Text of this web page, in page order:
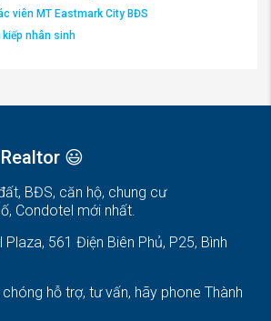
viên MT Eastmark City BĐS
kiếp nhân sinh
😃
BĐS, căn hộ, chung cư
Condotel mới nhất.
561 Điện Biên Phủ, P25, Bình
hỗ trợ, tư vấn, hãy phone Thành